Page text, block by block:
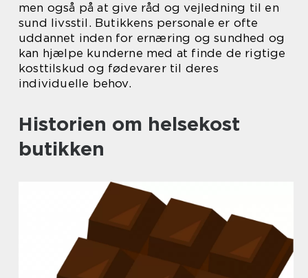
men også på at give råd og vejledning til en
sund livsstil. Butikkens personale er ofte
uddannet inden for ernæring og sundhed og
kan hjælpe kunderne med at finde de rigtige
kosttilskud og fødevarer til deres
individuelle behov.
Historien om helsekost
butikken